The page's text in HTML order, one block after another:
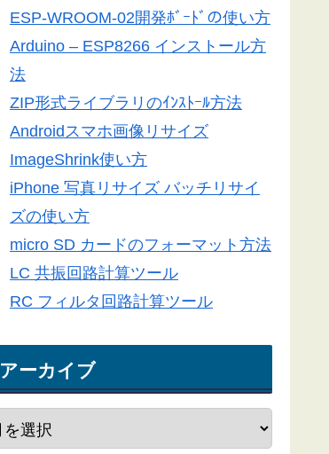
ESP-WROOM-02開発ﾎﾞｰﾄﾞの使い方
Arduino – ESP8266 インストール方
法
ZIP形式ライブラリのｲﾝｽﾄｰﾙ方法
Androidスマホ画像リサイズ
ImageShrink使い方
iPhone 写真リサイズ バッチリサイ
ズの使い方
micro SD カードのフォーマット方法
LC 共振回路計算ツール
RC フィルタ回路計算ツール
アーカイブ